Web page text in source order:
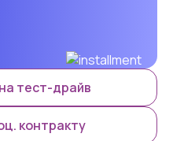
тест-драйв
контракту